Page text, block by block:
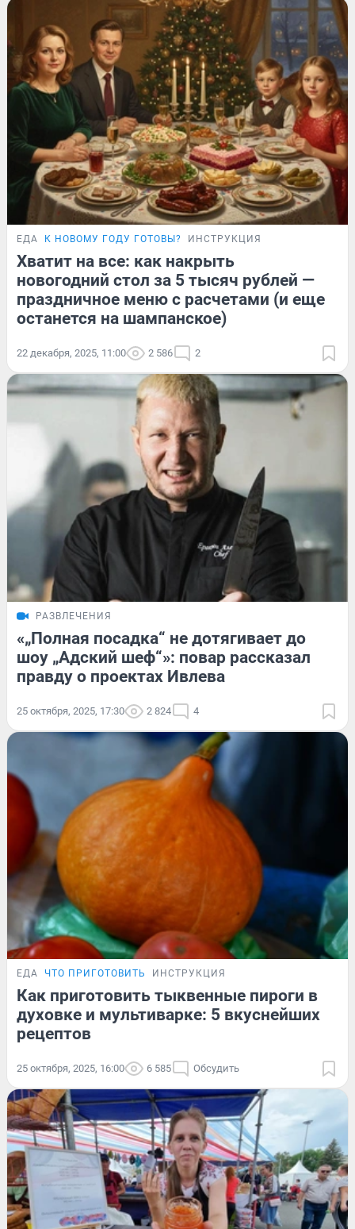
ЕДА К НОВОМУ ГОДУ ГОТОВЫ? ИНСТРУКЦИЯ
Хватит на все: как накрыть
новогодний стол за 5 тысяч рублей —
праздничное меню с расчетами (и еще
останется на шампанское)
22 декабря, 2025, 11:00 2 586 2
РАЗВЛЕЧЕНИЯ
«„Полная посадка“ не дотягивает до
шоу „Адский шеф“»: повар рассказал
правду о проектах Ивлева
25 октября, 2025, 17:30 2 824 4
ЕДА ЧТО ПРИГОТОВИТЬ ИНСТРУКЦИЯ
Как приготовить тыквенные пироги в
духовке и мультиварке: 5 вкуснейших
рецептов
25 октября, 2025, 16:00 6 585 Обсудить